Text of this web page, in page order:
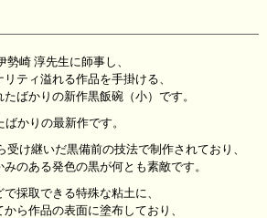
崎 淳先生に師事し、
ティ溢れる作品を手掛ける、
ばかりの新作黒飯碗（小）です。
かりの最新作です。
け継いだ黒備前の技法で制作されており、
のある発色の黒が何とも素敵です。
採取できる特殊な粘土に、
ら作品の表面に塗布しており、